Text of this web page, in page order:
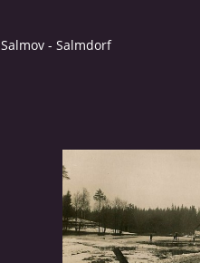
Salmov - Salmdorf